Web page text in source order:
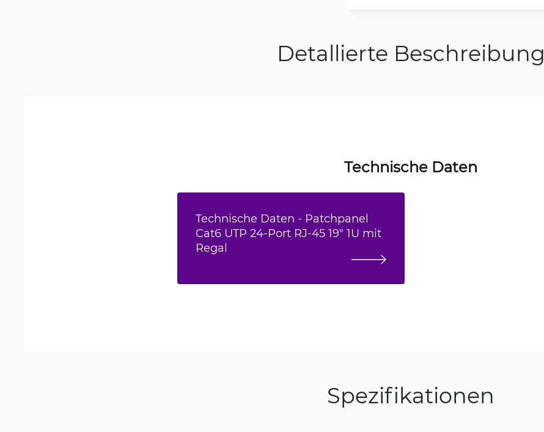
Detallierte Beschreibung
Technische Daten
Technische Daten - Patchpanel
Cat6 UTP 24-Port RJ-45 19" 1U mit
Regal
Spezifikationen